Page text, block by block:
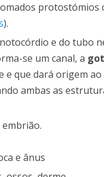
).
e do tubo
se um canal, a
e que dará origem
ambas as
e ânus